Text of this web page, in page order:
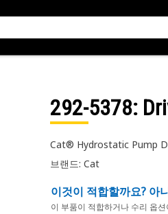
292-5378:
Cat® Hydrostatic Pump
브랜드: Cat
이것이 적합할까요? 아
이 부품이 적합하거나 수리 옵